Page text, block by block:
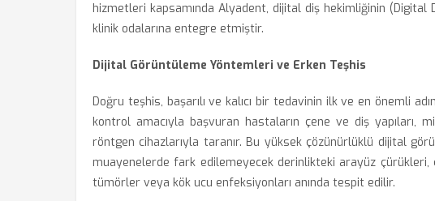
hizmetleri kapsamında Alyadent, dijital diş hekimliğinin
klinik odalarına entegre etmiştir.
Dijital Görüntüleme Yöntemleri ve Erken Teşhis
Doğru teşhis, başarılı ve kalıcı bir tedavinin ilk ve en önemli
kontrol amacıyla başvuran hastaların çene ve diş yapıları,
röntgen cihazlarıyla taranır. Bu yüksek çözünürlüklü dijital
muayenelerde fark edilemeyecek derinlikteki arayüz
tümörler veya kök ucu enfeksiyonları anında tespit edilir.